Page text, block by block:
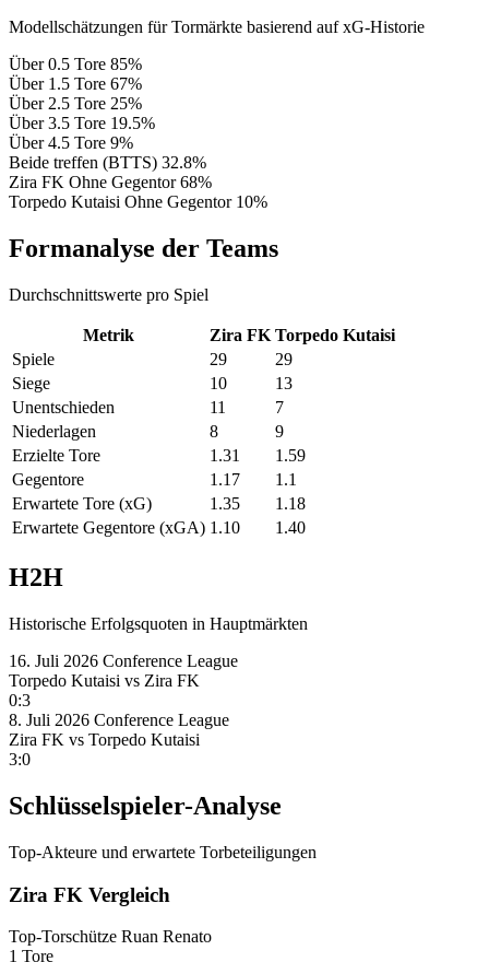
Modellschätzungen für Tormärkte basierend auf xG-Historie
Über 0.5 Tore 85%
Über 1.5 Tore 67%
Über 2.5 Tore 25%
Über 3.5 Tore 19.5%
Über 4.5 Tore 9%
Beide treffen (BTTS) 32.8%
Zira FK Ohne Gegentor 68%
Torpedo Kutaisi Ohne Gegentor 10%
Formanalyse der Teams
Durchschnittswerte pro Spiel
Metrik Zira FK Torpedo Kutaisi
Spiele
29
29
Siege
10
13
Unentschieden
11
7
Niederlagen
8
9
Erzielte Tore
1.31
1.59
Gegentore
1.17
1.1
Erwartete Tore (xG)
1.35
1.18
Erwartete Gegentore (xGA) 1.10 1.40
H2H
Historische Erfolgsquoten in Hauptmärkten
16. Juli 2026 Conference League
Torpedo Kutaisi vs Zira FK
0:3
8. Juli 2026 Conference League
Zira FK vs Torpedo Kutaisi
3:0
Schlüsselspieler-Analyse
Top-Akteure und erwartete Torbeteiligungen
Zira FK Vergleich
Top-Torschütze Ruan Renato
1 Tore